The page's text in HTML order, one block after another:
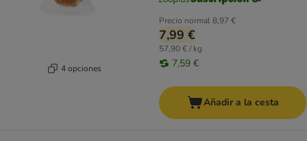
4 opciones
Precio normal8,97 €
7,99 €
57,90 € / kg
7,59 €
Añadir a la cesta